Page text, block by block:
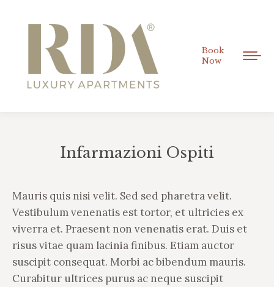
Book
Now
Infarmazioni Ospiti
Mauris quis nisi velit. Sed sed pharetra velit.
Vestibulum venenatis est tortor, et ultricies ex
viverra et. Praesent non venenatis erat. Duis et
risus vitae quam lacinia finibus. Etiam auctor
suscipit consequat. Morbi ac bibendum mauris.
Curabitur ultrices purus ac neque suscipit